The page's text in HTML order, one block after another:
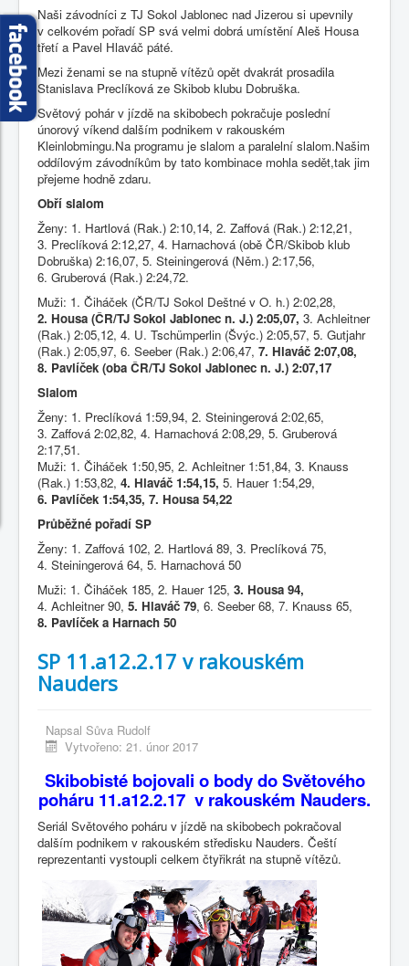
Naši závodníci z TJ Sokol Jablonec nad Jizerou si upevnily
v celkovém pořadí SP svá velmi dobrá umístění Aleš Housa
třetí a Pavel Hlaváč páté.
Mezi ženami se na stupně vítězů opět dvakrát prosadila
Stanislava Preclíková ze Skibob klubu Dobruška.
Světový pohár v jízdě na skibobech pokračuje poslední
únorový víkend dalším podnikem v rakouském
Kleinlobmingu.Na programu je slalom a paralelní slalom.Našim
oddílovým závodníkům by tato kombinace mohla sedět,tak jim
přejeme hodně zdaru.
Obří slalom
Ženy: 1. Hartlová (Rak.) 2:10,14, 2. Zaffová (Rak.) 2:12,21,
3. Preclíková 2:12,27, 4. Harnachová (obě ČR/Skibob klub
Dobruška) 2:16,07, 5. Steiningerová (Něm.) 2:17,56,
6. Gruberová (Rak.) 2:24,72.
Muži: 1. Čiháček (ČR/TJ Sokol Deštné v O. h.) 2:02,28,
2. Housa (ČR/TJ Sokol Jablonec n. J.) 2:05,07, 3. Achleitner
(Rak.) 2:05,12, 4. U. Tschümperlin (Švýc.) 2:05,57, 5. Gutjahr
(Rak.) 2:05,97, 6. Seeber (Rak.) 2:06,47, 7. Hlaváč 2:07,08,
8. Pavlíček (oba ČR/TJ Sokol Jablonec n. J.) 2:07,17
Slalom
Ženy: 1. Preclíková 1:59,94, 2. Steiningerová 2:02,65,
3. Zaffová 2:02,82, 4. Harnachová 2:08,29, 5. Gruberová
2:17,51.
Muži: 1. Čiháček 1:50,95, 2. Achleitner 1:51,84, 3. Knauss
(Rak.) 1:53,82, 4. Hlaváč 1:54,15, 5. Hauer 1:54,29,
6. Pavlíček 1:54,35, 7. Housa 54,22
Průběžné pořadí SP
Ženy: 1. Zaffová 102, 2. Hartlová 89, 3. Preclíková 75,
4. Steiningerová 64, 5. Harnachová 50
Muži: 1. Čiháček 185, 2. Hauer 125, 3. Housa 94,
4. Achleitner 90, 5. Hlaváč 79, 6. Seeber 68, 7. Knauss 65,
8. Pavlíček a Harnach 50
SP 11.a12.2.17 v rakouském
Nauders
Napsal Sůva Rudolf
Vytvořeno: 21. únor 2017
Skibobisté bojovali o body do Světového
poháru 11.a12.2.17 v rakouském Nauders.
Seriál Světového poháru v jízdě na skibobech pokračoval
dalším podnikem v rakouském středisku Nauders. Čeští
reprezentanti vystoupli celkem čtyřikrát na stupně vítězů.